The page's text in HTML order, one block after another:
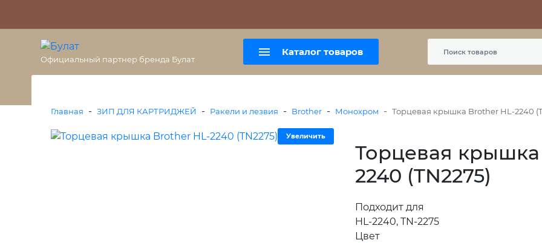
+7 (495) 477-56-25
Официальный партнер бренда Булат
Каталог товаров
Главная - ЗИП ДЛЯ КАРТРИДЖЕЙ - Ракели и лезвия - Brother - Монохром - Торцевая крышка Brother HL-2240
Увеличить
Торцевая
2240 (TN2275)
Подходит для
HL-2240, TN-2275
Цвет